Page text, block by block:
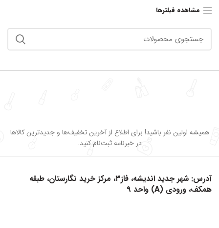
مشاهده فیلترها
همیشه اولین نفر باشید! برای اطلاع از آخرین تخفیف‌ها و جدیدترین کالاها
در خبرنامه ثبت‌نام کنید.
آدرس: شهر جدید اندیشه، فاز۳، مرکز خرید نگارستان، طبقه
همکف، ورودی (A) واحد ۹